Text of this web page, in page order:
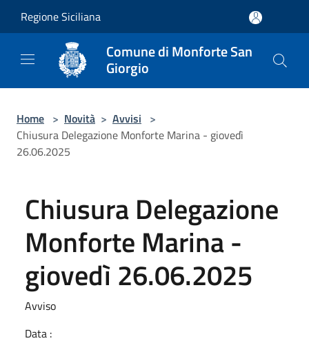
Regione Siciliana
Comune di Monforte San
Giorgio
Home > Novità > Avvisi >
Chiusura Delegazione Monforte Marina - giovedì
26.06.2025
Chiusura Delegazione
Monforte Marina -
giovedì 26.06.2025
Avviso
Data :